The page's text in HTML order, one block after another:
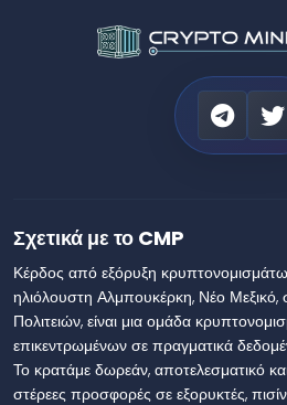
Σχετικά με το CMP
Κέρδος από εξόρυξη
ηλιόλουστη Αλμπουκέρκη, Νέο
Πολιτειών, είναι μια ομάδα
επικεντρωμένων σε πραγματικά
Το κρατάμε δωρεάν, αποτελεσματικό
στέρεες προσφορές σε εξορυκτές,